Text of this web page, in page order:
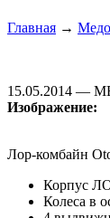
Главная →
15.05.2014 —
Изображение:
Лор-комбайн
Корпус
Колеса в